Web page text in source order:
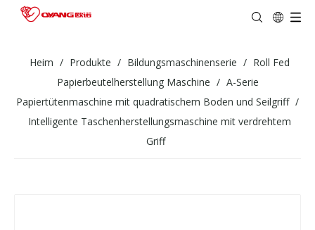
Heim / Produkte / Bildungsmaschinenserie / Roll Fed
Papierbeutelherstellung Maschine / A-Serie
Papiertütenmaschine mit quadratischem Boden und Seilgriff /
Intelligente Taschenherstellungsmaschine mit verdrehtem
Griff